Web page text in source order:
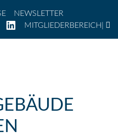
NEWSLETTER
LINKEDIN
MITGLIEDERBEREICH